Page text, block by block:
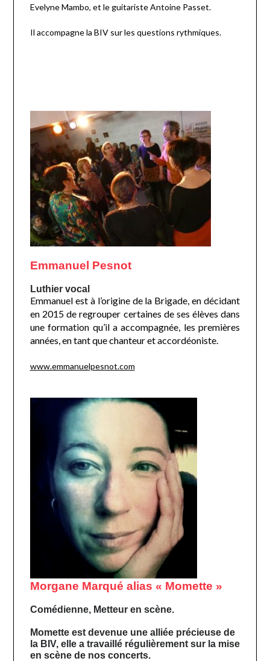
Evelyne Mambo, et le guitariste Antoine Passet.
Il accompagne la BIV sur les questions rythmiques.
Emmanuel Pesnot
Luthier vocal
Emmanuel est à l’origine de la Brigade, en décidant
en 2015 de regrouper certaines de ses élèves dans
une formation qu’il a accompagnée, les premières
années, en tant que chanteur et accordéoniste.
www.emmanuelpesnot.com
Morgane Marqué alias « Momette »
Comédienne, Metteur en scène.
Momette est devenue une alliée précieuse de
la BIV, elle a travaillé régulièrement sur la mise
en scène de nos concerts.